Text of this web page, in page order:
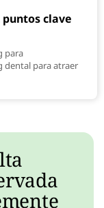
clave
para
dental para atraer